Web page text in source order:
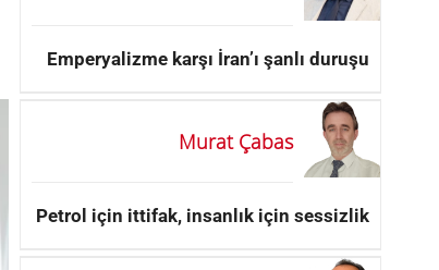
Emperyalizme karşı İran’ı şanlı duruşu
Murat Çabas
Petrol için ittifak, insanlık için sessizlik